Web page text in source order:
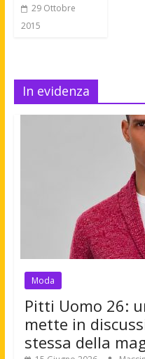
29 Ottobre
2015
In evidenza
Moda
Pitti Uomo 26:
mette in
stessa della